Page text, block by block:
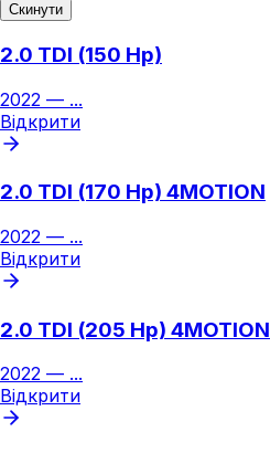
Скинути
2.0 TDI (150 Hp)
2022 — ...
Відкрити
2.0 TDI (170 Hp) 4MOTION
2022 — ...
Відкрити
2.0 TDI (205 Hp) 4MOTION
2022 — ...
Відкрити